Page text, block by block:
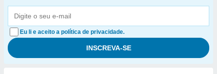
Eu li e aceito a política de privacidade.